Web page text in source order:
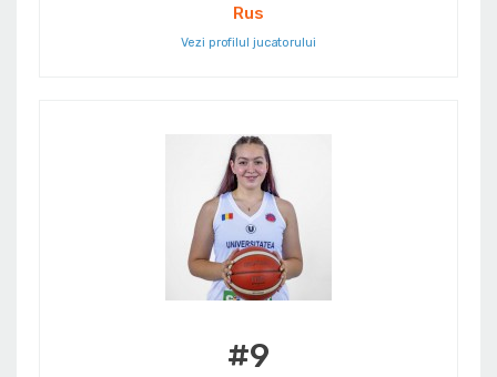
Rus
Vezi profilul jucatorului
#9